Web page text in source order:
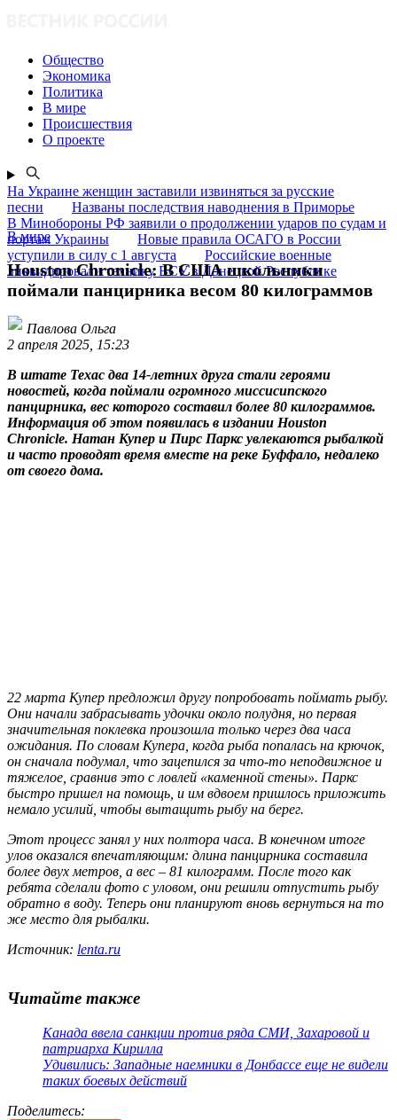
Общество
Экономика
Политика
В мире
Происшествия
О проекте
На Украине женщин заставили извиняться за русские
песни
Названы последствия наводнения в Приморье
В Минобороны РФ заявили о продолжении ударов по судам и
портам Украины
Новые правила ОСАГО в России
уступили в силу с 1 августа
Российские военные
ликвидировали технику ВСУ в Донецкой Республике
В мире
Houston Chronicle: В США школьники
поймали панцирника весом 80 килограммов
Павлова Ольга
2 апреля 2025, 15:23
В штате Техас два 14-летних друга стали героями
новостей, когда поймали огромного миссисипского
панцирника, вес которого составил более 80 килограммов.
Информация об этом появилась в издании Houston
Chronicle. Натан Купер и Пирс Паркс увлекаются рыбалкой
и часто проводят время вместе на реке Буффало, недалеко
от своего дома.
22 марта Купер предложил другу попробовать поймать рыбу.
Они начали забрасывать удочки около полудня, но первая
значительная поклевка произошла только через два часа
ожидания. По словам Купера, когда рыба попалась на крючок,
он сначала подумал, что зацепился за что-то неподвижное и
тяжелое, сравнив это с ловлей «каменной стены». Паркс
быстро пришел на помощь, и им вдвоем пришлось приложить
немало усилий, чтобы вытащить рыбу на берег.
Этот процесс занял у них полтора часа. В конечном итоге
улов оказался впечатляющим: длина панцирника составила
более двух метров, а вес – 81 килограмм. После того как
ребята сделали фото с уловом, они решили отпустить рыбу
обратно в воду. Теперь они планируют вновь вернуться на то
же место для рыбалки.
Источник: lenta.ru
Читайте также
Канада ввела санкции против ряда СМИ, Захаровой и
патриарха Кирилла
Удивились: Западные наемники в Донбассе еще не видели
таких боевых действий
Поделитесь: